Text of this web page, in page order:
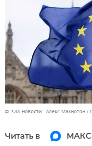
© РИА Новости . Алекс Макнотон
Читать в МАКС